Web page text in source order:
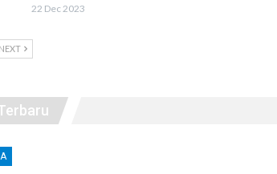
22 Dec 2023
NEXT